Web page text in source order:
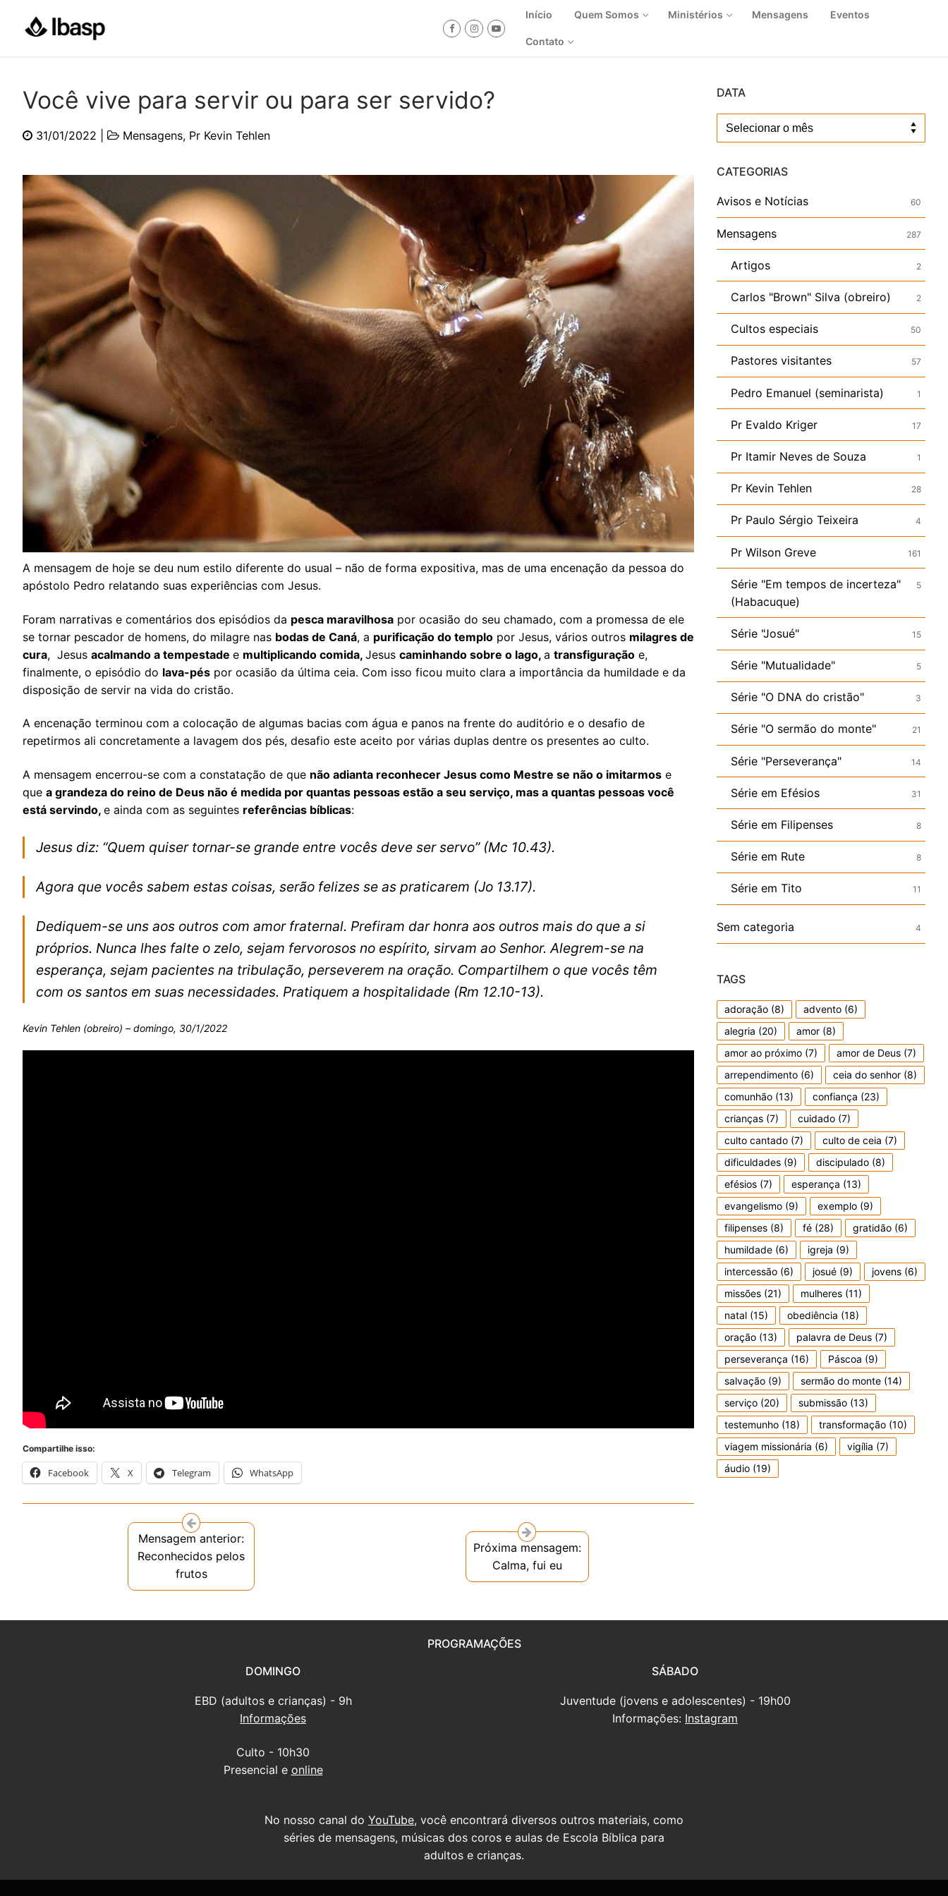
Início Quem Somos Ministérios Mensagens Eventos
Contato
Você vive para servir ou para ser servido?
31/01/2022 Mensagens, Pr Kevin Tehlen
A mensagem de hoje se deu num estilo diferente do usual – não de forma expositiva, mas de uma encenação da pessoa do
apóstolo Pedro relatando suas experiências com Jesus.
Foram narrativas e comentários dos episódios da pesca maravilhosa por ocasião do seu chamado, com a promessa de ele
se tornar pescador de homens, do milagre nas bodas de Caná, a purificação do templo por Jesus, vários outros milagres de
cura, Jesus acalmando a tempestade e multiplicando comida, Jesus caminhando sobre o lago, a transfiguração e,
finalmente, o episódio do lava-pés por ocasião da última ceia. Com isso ficou muito clara a importância da humildade e da
disposição de servir na vida do cristão.
A encenação terminou com a colocação de algumas bacias com água e panos na frente do auditório e o desafio de
repetirmos ali concretamente a lavagem dos pés, desafio este aceito por várias duplas dentre os presentes ao culto.
A mensagem encerrou-se com a constatação de que não adianta reconhecer Jesus como Mestre se não o imitarmos e
que a grandeza do reino de Deus não é medida por quantas pessoas estão a seu serviço, mas a quantas pessoas você
está servindo, e ainda com as seguintes referências bíblicas:
Jesus diz: “Quem quiser tornar-se grande entre vocês deve ser servo” (Mc 10.43).
Agora que vocês sabem estas coisas, serão felizes se as praticarem (Jo 13.17).
Dediquem-se uns aos outros com amor fraternal. Prefiram dar honra aos outros mais do que a si
próprios. Nunca lhes falte o zelo, sejam fervorosos no espírito, sirvam ao Senhor. Alegrem-se na
esperança, sejam pacientes na tribulação, perseverem na oração. Compartilhem o que vocês têm
com os santos em suas necessidades. Pratiquem a hospitalidade (Rm 12.10-13).
Kevin Tehlen (obreiro) – domingo, 30/1/2022
Compartilhe isso:
Facebook X Telegram WhatsApp
Mensagem anterior:
Reconhecidos pelos
frutos
Próxima mensagem:
Calma, fui eu
DATA
Data
CATEGORIAS
Avisos e Notícias 60
Mensagens 287
Artigos 2
Carlos "Brown" Silva (obreiro) 2
Cultos especiais 50
Pastores visitantes 57
Pedro Emanuel (seminarista) 1
Pr Evaldo Kriger 17
Pr Itamir Neves de Souza 1
Pr Kevin Tehlen 28
Pr Paulo Sérgio Teixeira 4
Pr Wilson Greve 161
Série "Em tempos de incerteza"
(Habacuque)
5
Série "Josué" 15
Série "Mutualidade" 5
Série "O DNA do cristão" 3
Série "O sermão do monte" 21
Série "Perseverança" 14
Série em Efésios 31
Série em Filipenses 8
Série em Rute 8
Série em Tito 11
Sem categoria 4
TAGS
adoração (8) advento (6)
alegria (20) amor (8)
amor ao próximo (7) amor de Deus (7)
arrependimento (6) ceia do senhor (8)
comunhão (13) confiança (23)
crianças (7) cuidado (7)
culto cantado (7) culto de ceia (7)
dificuldades (9) discipulado (8)
efésios (7) esperança (13)
evangelismo (9) exemplo (9)
filipenses (8) fé (28) gratidão (6)
humildade (6) igreja (9)
intercessão (6) josué (9) jovens (6)
missões (21) mulheres (11)
natal (15) obediência (18)
oração (13) palavra de Deus (7)
perseverança (16) Páscoa (9)
salvação (9) sermão do monte (14)
serviço (20) submissão (13)
testemunho (18) transformação (10)
viagem missionária (6) vigília (7)
áudio (19)
PROGRAMAÇÕES
DOMINGO
EBD (adultos e crianças) - 9h
Informações
Culto - 10h30
Presencial e online
SÁBADO
Juventude (jovens e adolescentes) - 19h00
Informações: Instagram
No nosso canal do YouTube, você encontrará diversos outros materiais, como
séries de mensagens, músicas dos coros e aulas de Escola Bíblica para
adultos e crianças.